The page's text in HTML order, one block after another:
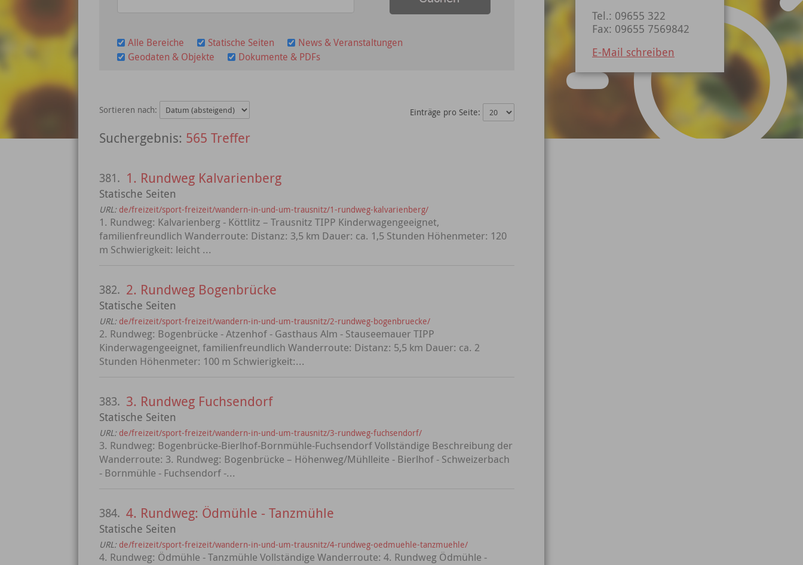
Alle Bereiche Statische Seiten
News & Veranstaltungen
Geodaten & Objekte
Dokumente & PDFs
Sortieren nach:
565 Treffer
Einträge pro Seite:
381. 1. Rundweg Kalvarienberg
Statische Seiten
URL: de/freizeit/sport-freizeit/wandern-in-und-um-trausnitz/1-rundweg-kalvarienberg/
1. Rundweg: Kalvarienberg - Köttlitz – Trausnitz TIPP Kinderwagengeeignet,
familienfreundlich Wanderroute: Distanz: 3,5 km Dauer: ca. 1,5 Stunden Höhenmeter: 120
m Schwierigkeit: leicht ...
382. 2. Rundweg Bogenbrücke
Statische Seiten
URL: de/freizeit/sport-freizeit/wandern-in-und-um-trausnitz/2-rundweg-bogenbruecke/
2. Rundweg: Bogenbrücke - Atzenhof - Gasthaus Alm - Stauseemauer TIPP
Kinderwagengeeignet, familienfreundlich Wanderroute: Distanz: 5,5 km Dauer: ca. 2
Stunden Höhenmeter: 100 m Schwierigkeit:...
383. 3. Rundweg Fuchsendorf
Statische Seiten
URL: de/freizeit/sport-freizeit/wandern-in-und-um-trausnitz/3-rundweg-fuchsendorf/
3. Rundweg: Bogenbrücke-Bierlhof-Bornmühle-Fuchsendorf Vollständige Beschreibung der
Wanderroute: 3. Rundweg: Bogenbrücke – Höhenweg/Mühlleite - Bierlhof - Schweizerbach
- Bornmühle - Fuchsendorf -...
384. 4. Rundweg: Ödmühle - Tanzmühle
Statische Seiten
URL: de/freizeit/sport-freizeit/wandern-in-und-um-trausnitz/4-rundweg-oedmuehle-tanzmuehle/
4. Rundweg: Ödmühle - Tanzmühle Vollständige Wanderroute: 4. Rundweg Ödmühle -
Tel.: 09655 322
Fax: 09655 7569842
E-Mail schreiben